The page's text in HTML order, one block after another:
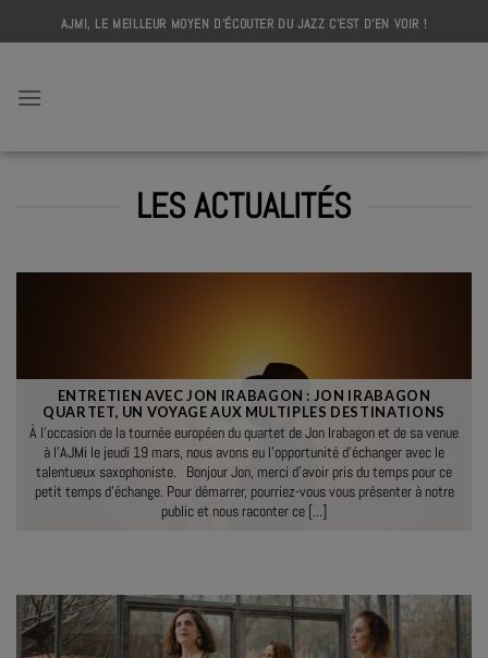
to
AJMI, LE MEILLEUR MOYEN D'ÉCOUTER DU JAZZ C'EST D'EN VOIR !
LES ACTUALITÉS
ENTRETIEN AVEC JON IRABAGON : JON IRABAGON
QUARTET, UN VOYAGE AUX MULTIPLES DESTINATIONS
À l’occasion de la tournée européen du quartet de Jon Irabagon et de sa venue
à l’AJMi le jeudi 19 mars, nous avons eu l’opportunité d’échanger avec le
talentueux saxophoniste. Bonjour Jon, merci d’avoir pris du temps pour ce
petit temps d’échange. Pour démarrer, pourriez-vous vous présenter à notre
public et nous raconter ce [...]